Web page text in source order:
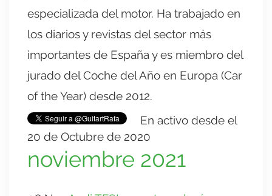
especializada del motor. Ha trabajado en
los diarios y revistas del sector más
importantes de España y es miembro del
jurado del Coche del Año en Europa (Car
of the Year) desde 2012.
En activo desde el
20 de Octubre de 2020
noviembre 2021